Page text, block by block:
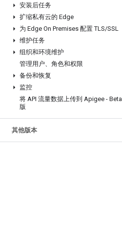
安装后任务
扩缩私有云的 Edge
为 Edge On Premises 配置 TLS/SSL
维护任务
组织和环境维护
管理用户、角色和权限
备份和恢复
监控
将 API 流量数据上传到 Apigee - Beta
版
其他版本